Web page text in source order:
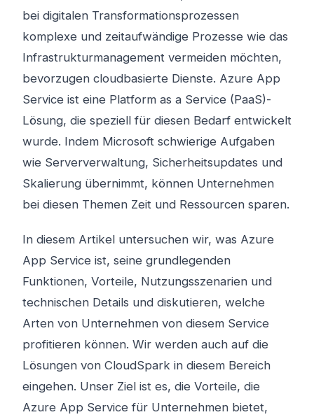
bei digitalen Transformationsprozessen
komplexe und zeitaufwändige Prozesse wie das
Infrastrukturmanagement vermeiden möchten,
bevorzugen cloudbasierte Dienste. Azure App
Service ist eine Platform as a Service (PaaS)-
Lösung, die speziell für diesen Bedarf entwickelt
wurde. Indem Microsoft schwierige Aufgaben
wie Serververwaltung, Sicherheitsupdates und
Skalierung übernimmt, können Unternehmen
bei diesen Themen Zeit und Ressourcen sparen.
In diesem Artikel untersuchen wir, was Azure
App Service ist, seine grundlegenden
Funktionen, Vorteile, Nutzungsszenarien und
technischen Details und diskutieren, welche
Arten von Unternehmen von diesem Service
profitieren können. Wir werden auch auf die
Lösungen von CloudSpark in diesem Bereich
eingehen. Unser Ziel ist es, die Vorteile, die
Azure App Service für Unternehmen bietet,